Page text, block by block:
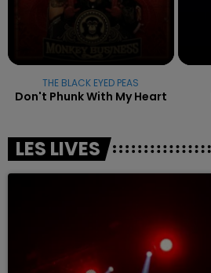
THE BLACK EYED PEAS
Don't Phunk With My Heart
LES LIVES